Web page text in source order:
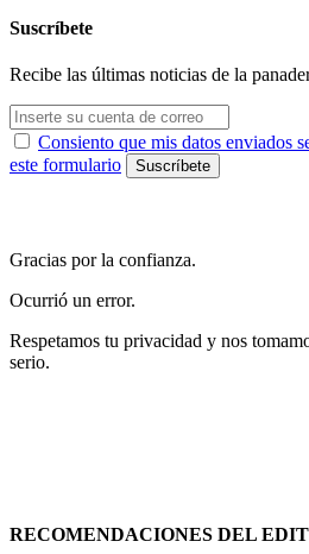
Suscríbete
Recibe las últimas noticias de la
Consiento que mis datos enviados
este formulario
Gracias por la confianza.
Ocurrió un error.
Respetamos tu privacidad y nos
serio.
RECOMENDACIONES DEL